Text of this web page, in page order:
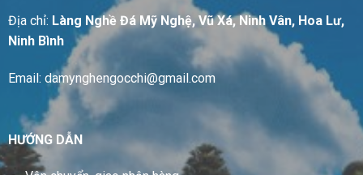
Địa chỉ: Làng Nghề Đá Mỹ Nghệ, Vũ Xá, Ninh Vân, Hoa Lư,
Ninh Bình
Email: damynghengocchi@gmail.com
HƯỚNG DẪN